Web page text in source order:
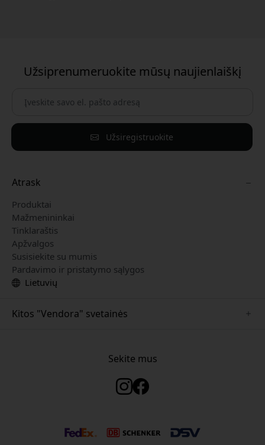
Užsiprenumeruokite mūsų naujienlaiškį
Užsiregistruokite
Atrask
Produktai
Mažmenininkai
Tinklaraštis
Apžvalgos
Susisiekite su mumis
Pardavimo ir pristatymo sąlygos
Lietuvių
Kitos "Vendora" svetainės
Sekite mus